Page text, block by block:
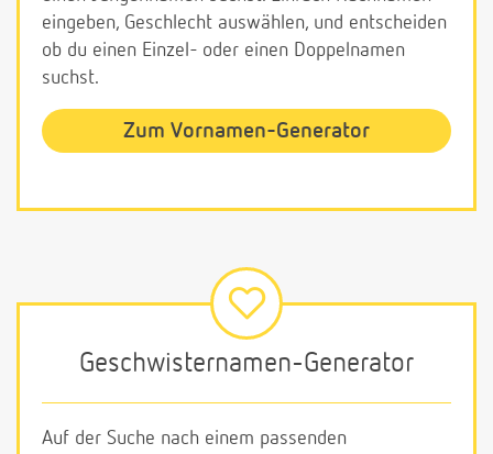
eingeben, Geschlecht auswählen, und entscheiden
ob du einen Einzel- oder einen Doppelnamen
suchst.
Zum Vornamen-Generator
Geschwisternamen-Generator
Auf der Suche nach einem passenden